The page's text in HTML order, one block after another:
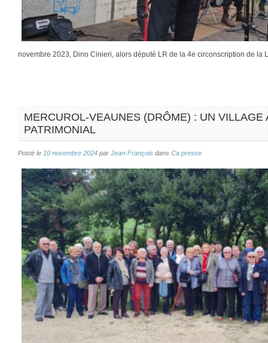
novembre 2023, Dino Cinieri, alors député LR de la 4e circonscription de la
MERCUROL-VEAUNES (DRÔME) : UN VILLAGE
PATRIMONIAL
Posté le 10 novembre 2024 par Jean-François dans Ca presse